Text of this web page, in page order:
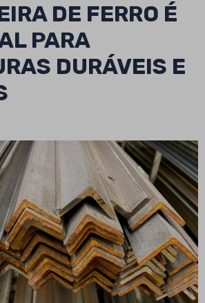
DE FERRO É
PARA
DURÁVEIS E